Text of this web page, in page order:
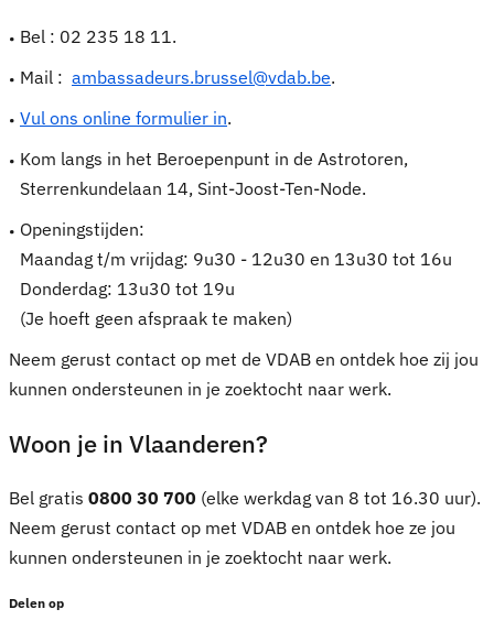
Bel : 02 235 18 11.
Mail : ambassadeurs.brussel@vdab.be.
Vul ons online formulier in.
Kom langs in het Beroepenpunt in de Astrotoren,
Sterrenkundelaan 14, Sint-Joost-Ten-Node.
Openingstijden:
Maandag t/m vrijdag: 9u30 - 12u30 en 13u30 tot 16u
Donderdag: 13u30 tot 19u
(Je hoeft geen afspraak te maken)
Neem gerust contact op met de VDAB en ontdek hoe zij jou
kunnen ondersteunen in je zoektocht naar werk.
Woon je in Vlaanderen?
Bel gratis 0800 30 700 (elke werkdag van 8 tot 16.30 uur).
Neem gerust contact op met VDAB en ontdek hoe ze jou
kunnen ondersteunen in je zoektocht naar werk.
Delen op